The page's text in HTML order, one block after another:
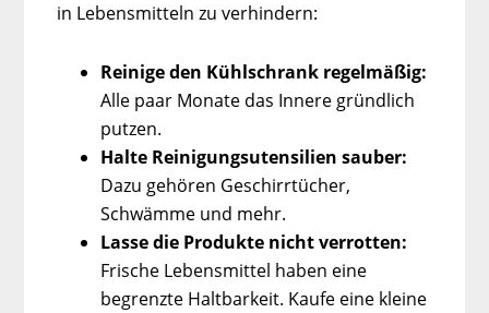
in Lebensmitteln zu verhindern:
Reinige den Kühlschrank regelmäßig:
Alle paar Monate das Innere gründlich
putzen.
Halte Reinigungsutensilien sauber:
Dazu gehören Geschirrtücher,
Schwämme und mehr.
Lasse die Produkte nicht verrotten:
Frische Lebensmittel haben eine
begrenzte Haltbarkeit. Kaufe eine kleine